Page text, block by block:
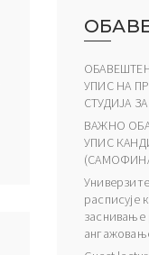
УПИС НА
СТУДИЈА
ВАЖНО
УПИС
расписује
заснивање